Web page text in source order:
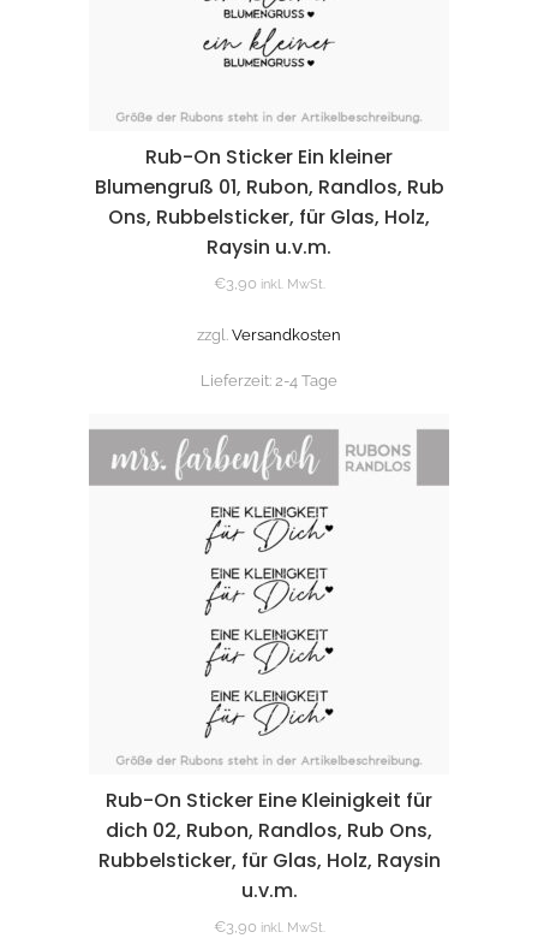
Rub-On Sticker Ein kleiner
Blumengruß 01, Rubon, Randlos, Rub
Ons, Rubbelsticker, für Glas, Holz,
Raysin u.v.m.
€3,90 inkl. MwSt.
zzgl. Versandkosten
Lieferzeit: 2-4 Tage
Rub-On Sticker Eine Kleinigkeit für
dich 02, Rubon, Randlos, Rub Ons,
Rubbelsticker, für Glas, Holz, Raysin
u.v.m.
€3,90 inkl. MwSt.